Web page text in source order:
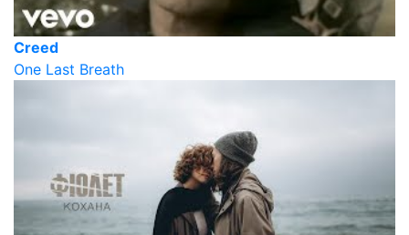
Creed
One Last Breath